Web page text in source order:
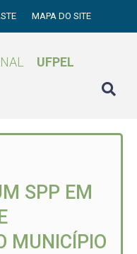
MAPA DO SITE
UFPEL
SPP EM
MUNICÍPIO